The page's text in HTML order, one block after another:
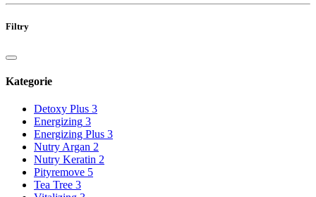
Filtry
Kategorie
Detoxy Plus 3
Energizing 3
Energizing Plus 3
Nutry Argan 2
Nutry Keratin 2
Pityremove 5
Tea Tree 3